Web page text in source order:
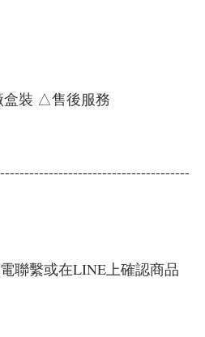
裝 △售後服務
聯繫或在LINE上確認商品